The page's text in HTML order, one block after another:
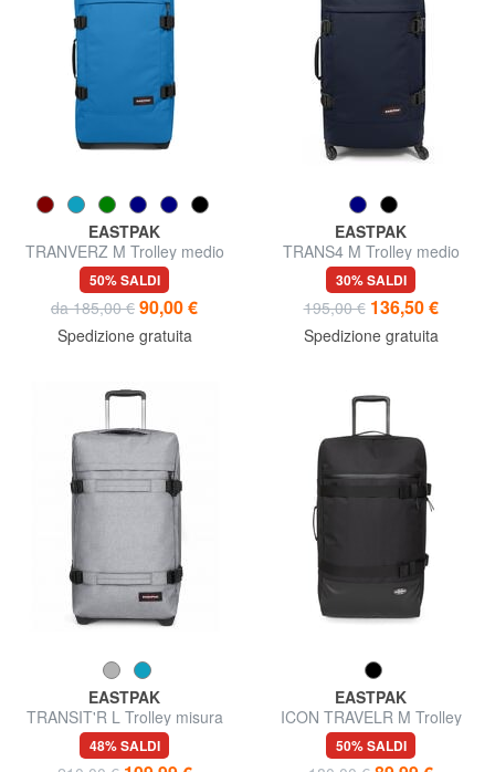
EASTPAK
TRANVERZ M Trolley medio
50% SALDI
da 185,00 € 90,00 €
Spedizione gratuita
EASTPAK
TRANS4 M Trolley medio
30% SALDI
195,00 € 136,50 €
Spedizione gratuita
EASTPAK
TRANSIT'R L Trolley misura
grande
48% SALDI
EASTPAK
ICON TRAVELR M Trolley
misura media
50% SALDI